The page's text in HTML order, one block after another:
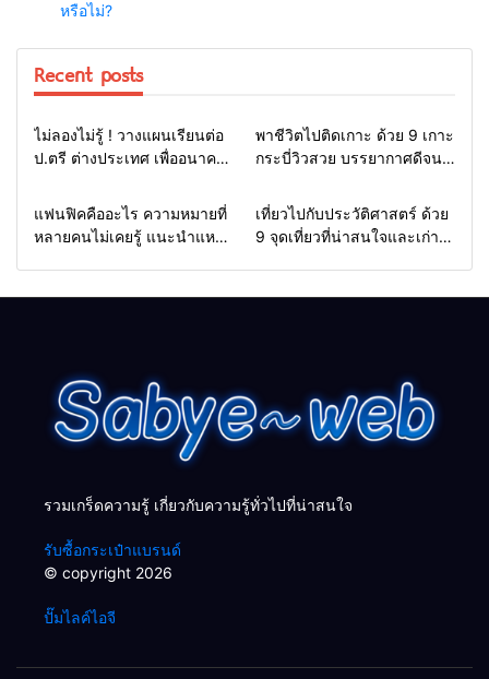
หรือไม่?
Recent posts
สาระน่ารู้
ไม่ลองไม่รู้ ! วางแผนเรียนต่อ
ป.ตรี ต่างประเทศ เพื่ออนาคต
ท่องเที่ยว
พาชีวิตไปติดเกาะ ด้วย 9 เกาะ
กระบี่วิวสวย บรรยากาศดีจน
สาระน่ารู้
แฟนฟิคคืออะไร ความหมายที่
หลายคนไม่เคยรู้ แนะนำแหล่ง
ท่องเที่ยว
เที่ยวไปกับประวัติศาสตร์ ด้วย
9 จุดเที่ยวที่น่าสนใจและเก่า
รวมเกร็ดความรู้ เกี่ยวกับความรู้ทั่วไปที่น่าสนใจ
รับซื้อกระเป๋าแบรนด์
© copyright 2026
ปั๊มไลค์ไอจี